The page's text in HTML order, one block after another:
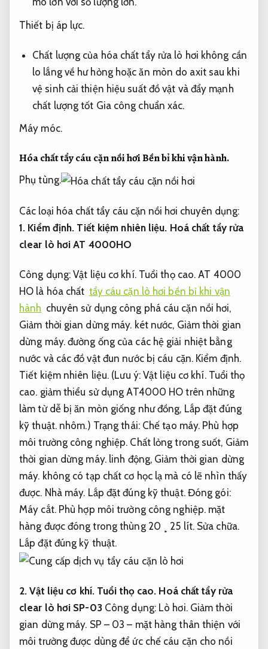
Thiết bị áp lực.
Chất lượng của hóa chất tẩy rửa lò hơi không cần
lo lắng về hư hỏng hoặc ăn mòn do axit sau khi
vệ sinh cải thiện hiệu suất đồ vật và đẩy mạnh
chất lượng tốt Gia công chuẩn xác.
Máy móc.
Hóa chất tẩy cáu cặn nồi hơiBền bỉ khi vận hành.
Phụ tùng.
Các loại hóa chất tẩy cáu cặn nồi hơi chuyên dụng:
1. Kiểm định. Tiết kiệm nhiên liệu. Hoá chất tẩy rửa
clear lò hơi AT 4000HO
Công dụng:Vật liệu cơ khí. Tuổi thọ cao. AT 4000
HO là hóa chất tẩy cáu cặn lò hơi bền bỉ khi vận
hành chuyên sử dụng công phá cáu cặn nồi hơi,
Giảm thời gian dừng máy. két nước, Giảm thời gian
dừng máy.đường ống của các hệ giải nhiệt bằng
nước và các đồ vật đun nước bị cáu cặn. Kiểm định.
Tiết kiệm nhiên liệu. (Lưu ý:Vật liệu cơ khí. Tuổi thọ
cao. giảm thiểu sử dụng AT4000 HO trên những
làm từ dễ bị ăn mòn giống như đồng, Lắp đặt đúng
kỹ thuật.nhôm.) Trạng thái: Chế tạo máy. Phù hợp
môi trường công nghiệp. Chất lỏng trong suốt, Giảm
thời gian dừng máy.linh động, Giảm thời gian dừng
máy. không có tạp chất cơ học lạ mà có lẽ nhìn thấy
được. Nhà máy. Lắp đặt đúng kỹ thuật.Đóng gói:
Máy cắt. Phù hợp môi trường công nghiệp. mặt
hàng được đóng trong thùng 20 ¸ 25 lít. Sửa chữa.
Lắp đặt đúng kỹ thuật.
2.Vật liệu cơ khí. Tuổi thọ cao. Hoá chất tẩy rửa
clear lò hơi SP-03Công dụng: Lò hơi. Giảm thời
gian dừng máy. SP – 03 – mặt hàng thân thiện với
môi trường được dùng để ức chế cáu cặn cho nồi